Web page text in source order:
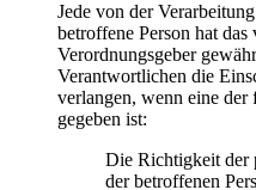
Jede von der
betroffene Person hat
Verordnungsgeber
Verantwortlichen die
verlangen, wenn eine der
gegeben ist:
Die Richtigkeit der
der betroffenen